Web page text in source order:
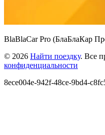
BlaBlaCar Pro (БлаБлаКар
© 2026 Найти поездку. Все
конфиденциальности
8ece004e-942f-48ce-9bd4-